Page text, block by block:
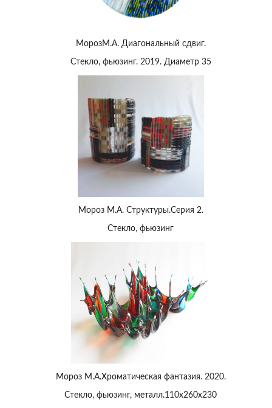
МорозМ.А. Диагональный сдвиг.
Стекло, фьюзинг. 2019. Диаметр 35
Мороз М.А. Структуры.Серия 2.
Стекло, фьюзинг
Мороз М.А.Хроматическая фантазия. 2020.
Стекло, фьюзинг, металл.110х260х230